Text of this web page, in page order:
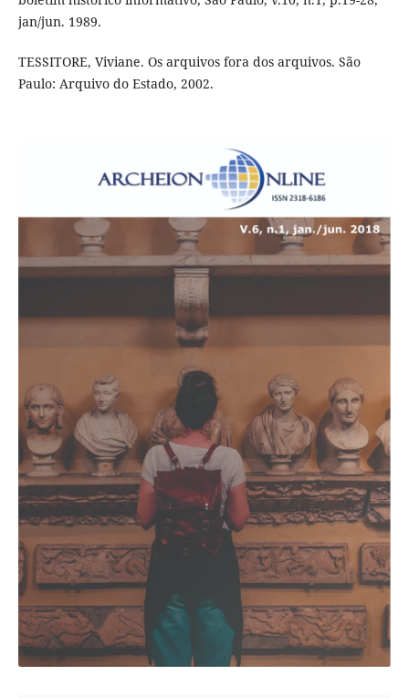
jan/jun. 1989.
TESSITORE, Viviane. Os arquivos fora dos arquivos. São
Paulo: Arquivo do Estado, 2002.